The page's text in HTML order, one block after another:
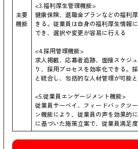
主要
機能
<3.福利厚生管理機能>
健康保険、退職金プランなどの福利
きる。従業員は自身の福利厚生情報
でき、選択や変更が容易に行える
<4.採用管理機能>
求人掲載、応募者追跡、面接スケジ
り、採用プロセスを効率化できる。
と統合し、包括的な人材管理が可能
<5.従業員エンゲージメント機能>
従業員サーベイ、フィードバックツ
ン機能により、従業員の声を効果的
に基づいた施策立案で、従業員満足